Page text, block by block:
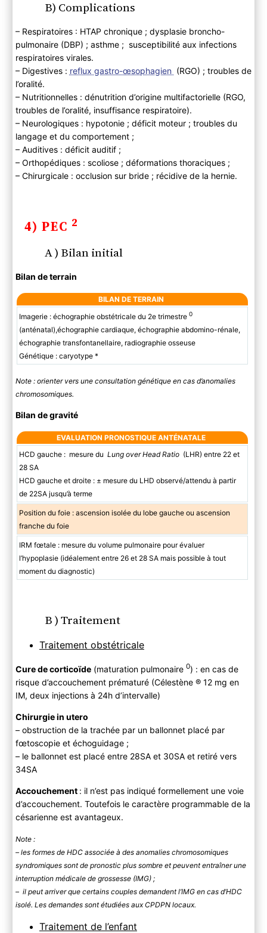
B) Complications
– Respiratoires : HTAP chronique ; dysplasie broncho-
pulmonaire (DBP) ; asthme ; susceptibilité aux infections
respiratoires virales.
– Digestives : reflux gastro-œsophagien (RGO) ; troubles de
l’oralité.
– Nutritionnelles : dénutrition d’origine multifactorielle (RGO,
troubles de l’oralité, insuffisance respiratoire).
– Neurologiques : hypotonie ; déficit moteur ; troubles du
langage et du comportement ;
– Auditives : déficit auditif ;
– Orthopédiques : scoliose ; déformations thoraciques ;
– Chirurgicale : occlusion sur bride ; récidive de la hernie.
4) PEC 2
A ) Bilan initial
Bilan de terrain
BILAN DE TERRAIN
Imagerie : échographie obstétricale du 2e trimestre0
(anténatal),échographie cardiaque, échographie abdomino-rénale,
échographie transfontanellaire, radiographie osseuse
Génétique : caryotype *
Note : orienter vers une consultation génétique en cas d’anomalies
chromosomiques.
Bilan de gravité
EVALUATION PRONOSTIQUE ANTÉNATALE
HCD gauche : mesure du Lung over Head Ratio (LHR) entre 22 et
28 SA
HCD gauche et droite : ± mesure du LHD observé/attendu à partir
de 22SA jusqu’à terme
Position du foie : ascension isolée du lobe gauche ou ascension
franche du foie
IRM fœtale : mesure du volume pulmonaire pour évaluer
l’hypoplasie (idéalement entre 26 et 28 SA mais possible à tout
moment du diagnostic)
B ) Traitement
Traitement obstétricale
Cure de corticoïde(maturation pulmonaire 0) : en cas de
risque d’accouchement prématuré (Célestène ® 12 mg en
IM, deux injections à 24h d’intervalle)
Chirurgie in utero
– obstruction de la trachée par un ballonnet placé par
fœtoscopie et échoguidage ;
– le ballonnet est placé entre 28SA et 30SA et retiré vers
34SA
Accouchement : il n’est pas indiqué formellement une voie
d’accouchement. Toutefois le caractère programmable de la
césarienne est avantageux.
Note :
– les formes de HDC associée à des anomalies chromosomiques
syndromiques sont de pronostic plus sombre et peuvent entraîner une
interruption médicale de grossesse (IMG) ;
– il peut arriver que certains couples demandent l’IMG en cas d’HDC
isolé. Les demandes sont étudiées aux CPDPN locaux.
Traitement de l’enfant